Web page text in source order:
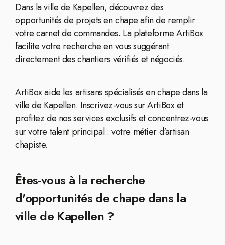
Dans la ville de Kapellen, découvrez des
opportunités de projets en chape afin de remplir
votre carnet de commandes. La plateforme ArtiBox
facilite votre recherche en vous suggérant
directement des chantiers vérifiés et négociés.
ArtiBox aide les artisans spécialisés en chape dans la
ville de Kapellen. Inscrivez-vous sur ArtiBox et
profitez de nos services exclusifs et concentrez-vous
sur votre talent principal : votre métier d'artisan
chapiste.
Êtes-vous à la recherche
d'opportunités de chape dans la
ville de Kapellen ?